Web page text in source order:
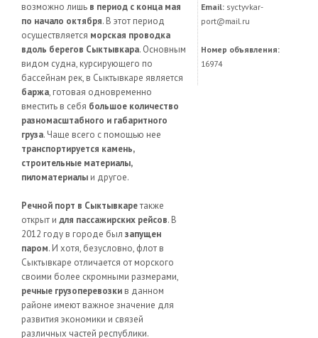
возможно лишь в период с конца мая
по начало октября. В этот период
осуществляется морская проводка
вдоль берегов Сыктывкара. Основным
видом судна, курсирующего по
бассейнам рек, в Сыктывкаре является
баржа, готовая одновременно
вместить в себя большое количество
разномасштабного и габаритного
груза. Чаще всего с помощью нее
транспортируется камень,
строительные материалы,
пиломатериалы и другое.
Речной порт в Сыктывкаретакже
открыт и для пассажирских рейсов. В
2012 году в городе был запущен
паром. И хотя, безусловно, флот в
Сыктывкаре отличается от морского
своими более скромными размерами,
речные грузоперевозки в данном
районе имеют важное значение для
развития экономики и связей
различных частей республики.
Email:syctyvkar-
port@mail.ru
Номер объявления:
16974